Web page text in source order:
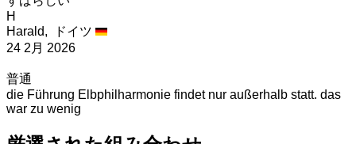
H
Harald,
ドイツ
24 2月 2026
普通
die Führung Elbphilharmonie findet nur außerhalb statt. das
war zu wenig